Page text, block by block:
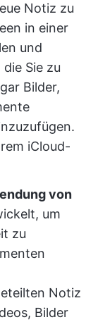
Notiz zu
in einer
und
Sie zu
Bilder,
iCloud-
von
um
zu
Notiz
Bilder